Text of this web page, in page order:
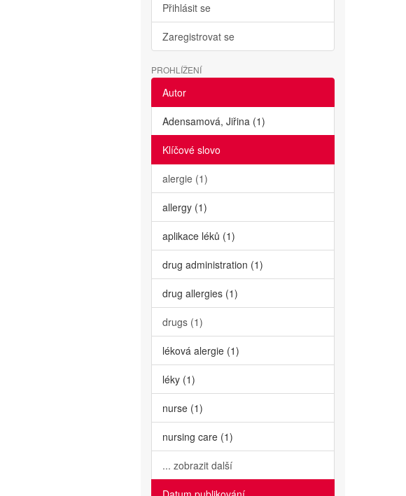
Přihlásit se
Zaregistrovat se
PROHLÍŽENÍ
Autor
Adensamová, Jiřina (1)
Klíčové slovo
alergie (1)
allergy (1)
aplikace léků (1)
drug administration (1)
drug allergies (1)
drugs (1)
léková alergie (1)
léky (1)
nurse (1)
nursing care (1)
... zobrazit další